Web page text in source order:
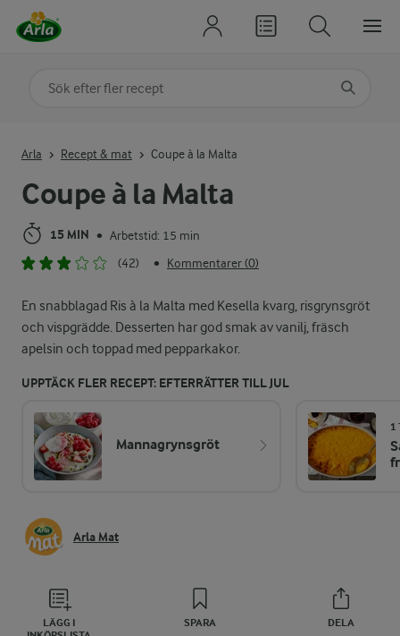
Coupe à la Malta
15 MIN • Arbetstid: 15 min
(42)
• Kommentarer (0)
En snabblagad Ris à la Malta med Kesella kvarg, risgrynsgröt
och vispgrädde. Desserten har god smak av vanilj, fräsch
apelsin och toppad med pepparkakor.
UPPTÄCK FLER RECEPT: EFTERRÄTTER TILL JUL
Mannagrynsgröt
1
Arla Mat
LÄGG I
SPARA DELA
Arla Recept & mat Coupe à la Malta
Sök på kategori eller ingrediens